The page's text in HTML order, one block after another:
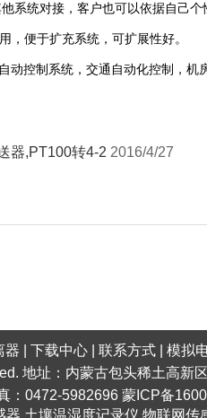
统对接，客户也可以依据自己个
便于扩充系统，可扩展性好。
控制系统，交通自动化控制，机
器,PT100转4-2 2016/4/27
器 下载中心 联系方式 模拟
地址：内蒙古包头稀土高新
：0472-5982696 蒙ICP备
器 土壤温湿度记录仪 物联网传